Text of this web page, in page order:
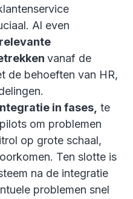
Al even
vanaf de
de behoeften van HR,
in fases, te
om problemen
op grote schaal,
Ten slotte is
na de integratie
problemen snel